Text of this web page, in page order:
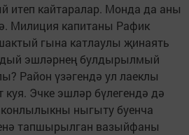
итеп кайтаралар. Монда да аны
Милиция капитаны Рафик
гына катлаулы җинаять
эшләрнең булдырылмый
Район үзәгендә ул лаеклы
Эчке эшләр бүлегендә дә
ныгыту буенча
тапшырылган вазыйфаны